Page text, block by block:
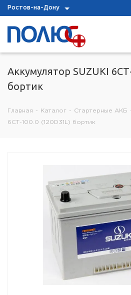
Ростов-на-Дону
Аккумулятор SUZUKI
бортик
Главная - Каталог - Стартерные АКБ
6СТ-100.0 (120D31L) бортик